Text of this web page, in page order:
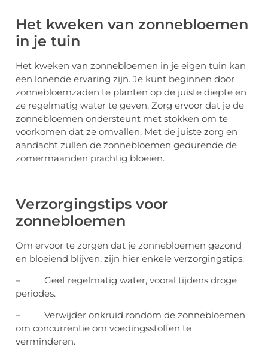
Het kweken van zonnebloemen
in je tuin
Het kweken van zonnebloemen in je eigen tuin kan
een lonende ervaring zijn. Je kunt beginnen door
zonnebloemzaden te planten op de juiste diepte en
ze regelmatig water te geven. Zorg ervoor dat je de
zonnebloemen ondersteunt met stokken om te
voorkomen dat ze omvallen. Met de juiste zorg en
aandacht zullen de zonnebloemen gedurende de
zomermaanden prachtig bloeien.
Verzorgingstips voor
zonnebloemen
Om ervoor te zorgen dat je zonnebloemen gezond
en bloeiend blijven, zijn hier enkele verzorgingstips:
– Geef regelmatig water, vooral tijdens droge
periodes.
– Verwijder onkruid rondom de zonnebloemen
om concurrentie om voedingsstoffen te
verminderen.